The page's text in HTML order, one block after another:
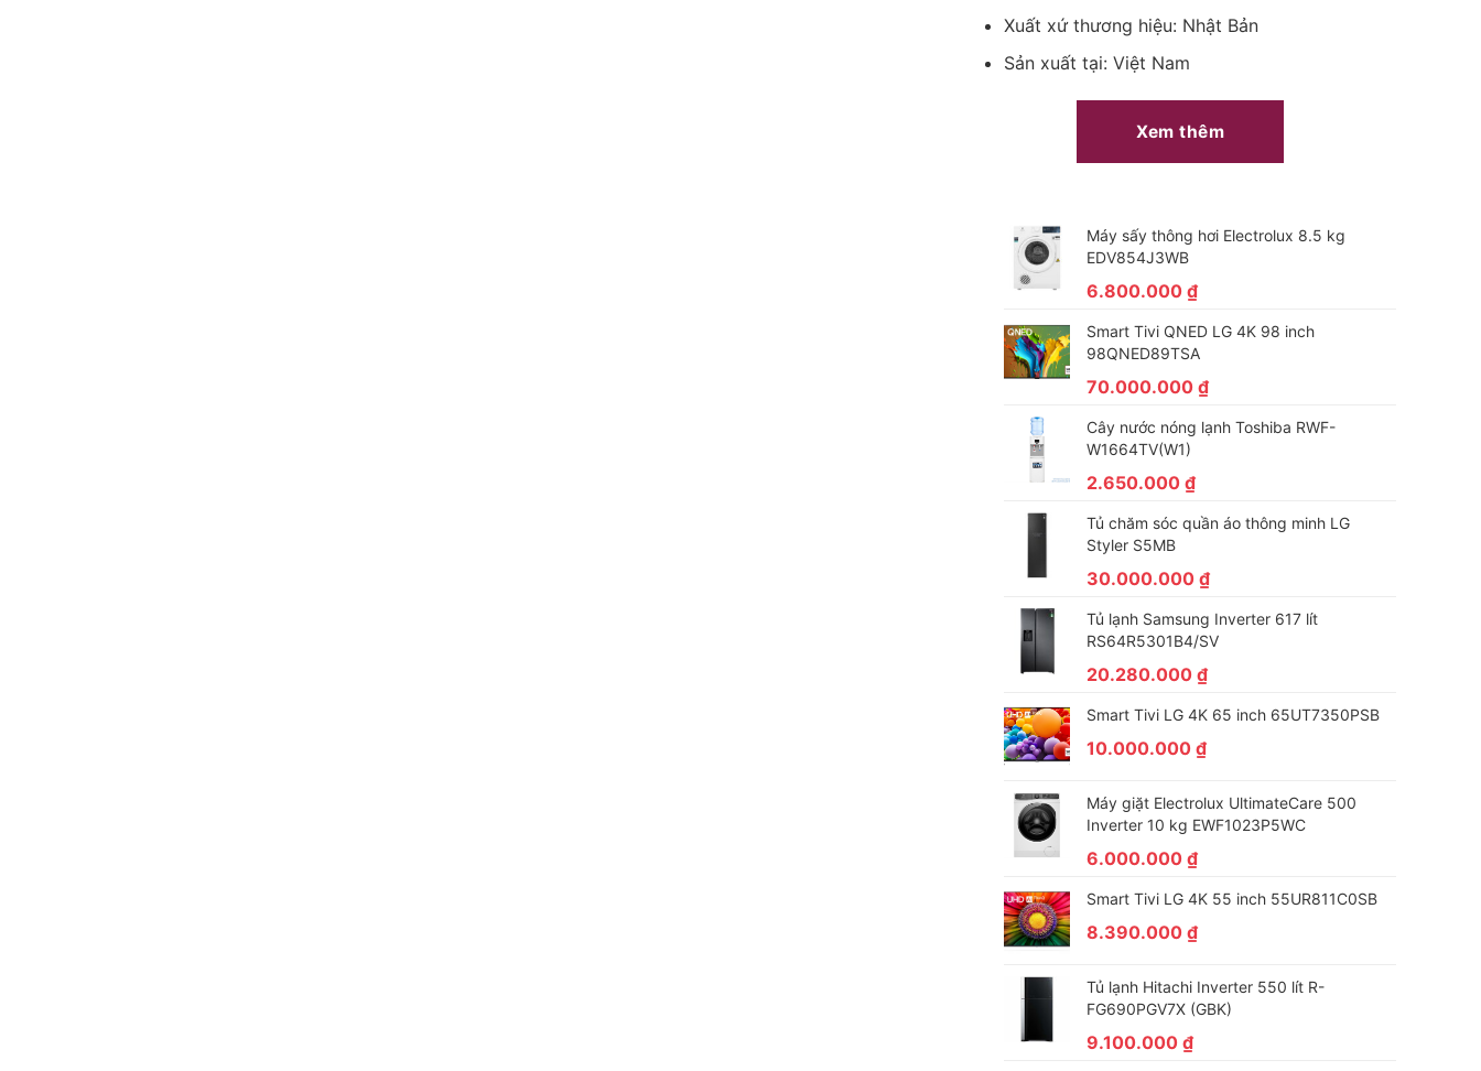
Xuất xứ thương hiệu: Nhật Bản
Sản xuất tại: Việt Nam
Xem thêm
Máy sấy thông hơi Electrolux 8.5 kg
EDV854J3WB
6.800.000₫
Smart Tivi QNED LG 4K 98 inch
98QNED89TSA
70.000.000₫
Cây nước nóng lạnh Toshiba RWF-
W1664TV(W1)
2.650.000₫
Tủ chăm sóc quần áo thông minh LG
Styler S5MB
30.000.000₫
Tủ lạnh Samsung Inverter 617 lít
RS64R5301B4/SV
20.280.000₫
Smart Tivi LG 4K 65 inch 65UT7350PSB
10.000.000₫
Máy giặt Electrolux UltimateCare 500
Inverter 10 kg EWF1023P5WC
6.000.000₫
Smart Tivi LG 4K 55 inch 55UR811C0SB
8.390.000₫
Tủ lạnh Hitachi Inverter 550 lít R-
FG690PGV7X (GBK)
9.100.000₫